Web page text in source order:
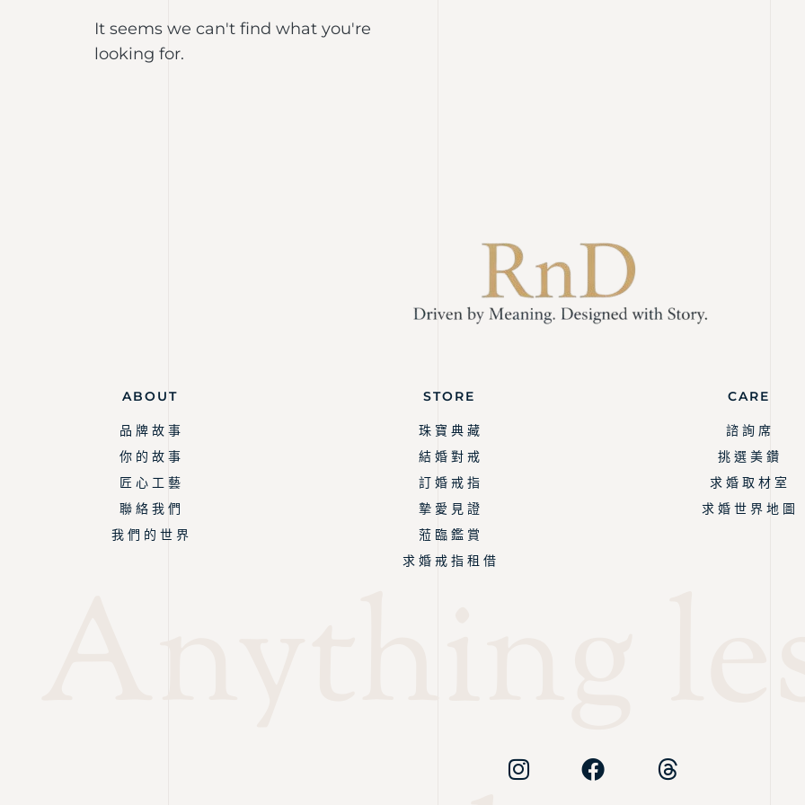
It seems we can't find what you're
looking for.
ABOUT
品 牌 故 事
你 的 故 事
匠 心 工 藝
聯 絡 我 們
我 們 的 世 界
STORE
珠 寶 典 藏
結 婚 對 戒
訂 婚 戒 指
摯 愛 見 證
蒞 臨 鑑 賞
求 婚 戒 指 租 借
CARE
諮 詢 席
挑 選 美 鑽
求 婚 取 材 室
求 婚 世 界 地 圖